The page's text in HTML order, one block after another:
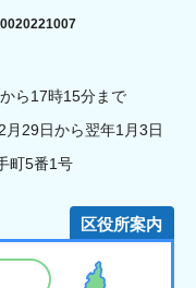
ら17時15分まで
29日から翌年1月3日
町5番1号
区役所案内